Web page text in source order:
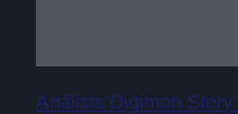
Análisis Digimon